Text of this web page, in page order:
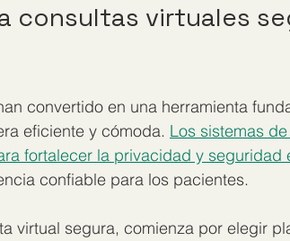
consultas virtuales
convertido en una herramienta
eficiente y cómoda. Los sistemas
fortalecer la privacidad y seguridad
confiable para los pacientes.
virtual segura, comienza por elegir